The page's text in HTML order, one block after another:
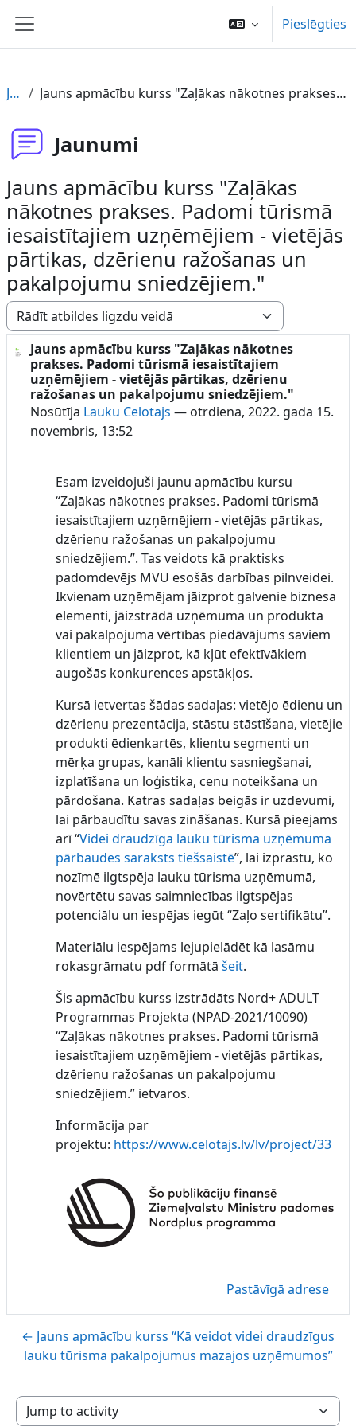
Sānu panelis
Pieslēgties
Jaunumi Jauns apmācību kurss "Zaļākas nākotnes prakses. Padomi tūrismā iesaistītajiem uzņēmējiem - vietējās pārtikas, dzērienu ražošanas un pakalpojumu sniedzējiem."
Jaunumi
Jauns apmācību kurss "Zaļākas
nākotnes prakses. Padomi tūrismā
iesaistītajiem uzņēmējiem - vietējās
pārtikas, dzērienu ražošanas un
pakalpojumu sniedzējiem."
Rādīšanas režīms
Jauns apmācību kurss "Zaļākas nākotnes
prakses. Padomi tūrismā iesaistītajiem
uzņēmējiem - vietējās pārtikas, dzērienu
ražošanas un pakalpojumu sniedzējiem."
Nosūtīja Lauku Celotajs — otrdiena, 2022. gada 15.
novembris, 13:52
Atbilžu skaits: 0
Esam izveidojuši jaunu apmācību kursu
“Zaļākas nākotnes prakses. Padomi tūrismā
iesaistītajiem uzņēmējiem - vietējās pārtikas,
dzērienu ražošanas un pakalpojumu
sniedzējiem.”. Tas veidots kā praktisks
padomdevējs MVU esošās darbības pilnveidei.
Ikvienam uzņēmējam jāizprot galvenie biznesa
elementi, jāizstrādā uzņēmuma un produkta
vai pakalpojuma vērtības piedāvājums saviem
klientiem un jāizprot, kā kļūt efektīvākiem
augošās konkurences apstākļos.
Kursā ietvertas šādas sadaļas: vietējo ēdienu un
dzērienu prezentācija, stāstu stāstīšana, vietējie
produkti ēdienkartēs, klientu segmenti un
mērķa grupas, kanāli klientu sasniegšanai,
izplatīšana un loģistika, cenu noteikšana un
pārdošana. Katras sadaļas beigās ir uzdevumi,
lai pārbaudītu savas zināšanas. Kursā pieejams
arī “Videi draudzīga lauku tūrisma uzņēmuma
pārbaudes saraksts tiešsaistē”, lai izprastu, ko
nozīmē ilgtspēja lauku tūrisma uzņēmumā,
novērtētu savas saimniecības ilgtspējas
potenciālu un iespējas iegūt “Zaļo sertifikātu”.
Materiālu iespējams lejupielādēt kā lasāmu
rokasgrāmatu pdf formātā šeit.
Šis apmācību kurss izstrādāts Nord+ ADULT
Programmas Projekta (NPAD-2021/10090)
“Zaļākas nākotnes prakses. Padomi tūrismā
iesaistītajiem uzņēmējiem - vietējās pārtikas,
dzērienu ražošanas un pakalpojumu
sniedzējiem.” ietvaros.
Informācija par
projektu: https://www.celotajs.lv/lv/project/33
Pastāvīgā adrese
← Jauns apmācību kurss “Kā veidot videi draudzīgus
lauku tūrisma pakalpojumus mazajos uzņēmumos”
Jump to activity